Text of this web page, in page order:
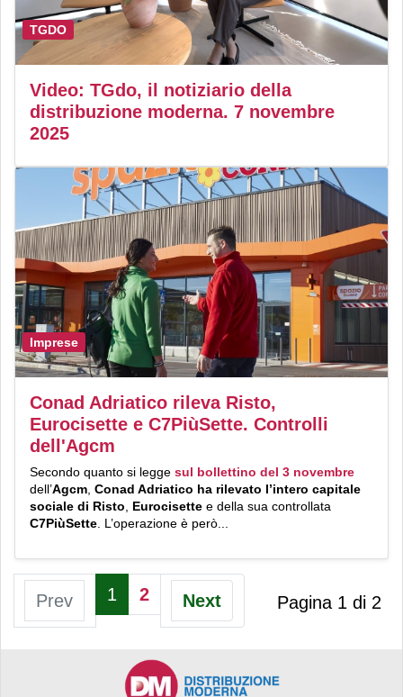
TGDO
Video: TGdo, il notiziario della
distribuzione moderna. 7 novembre
2025
Imprese
Conad Adriatico rileva Risto,
Eurocisette e C7PiùSette. Controlli
dell'Agcm
Secondo quanto si legge sul bollettino del 3 novembre
dell’Agcm Conad Adriatico ha rilevato l’intero capitale
sociale di Risto Eurocisette e della sua controllata
C7PiùSette . L’operazione è però...
Pagina 1 di 2
Prev 1 2 Next